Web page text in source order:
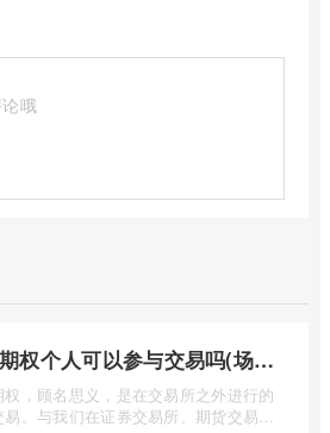
哦
场外期权个人可以参与交易吗(场外个股期权怎样交易)
权，顾名思义，是在交易所之外进行的
。与我们在证券交易所、期货交易所